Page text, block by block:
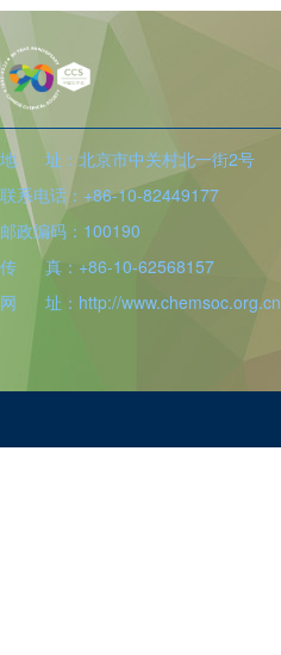
地 址：北京市中关村北一街2号
联系电话：+86-10-82449177
邮政编码：100190
传 真：+86-10-62568157
网 址：http://www.chemsoc.org.cn